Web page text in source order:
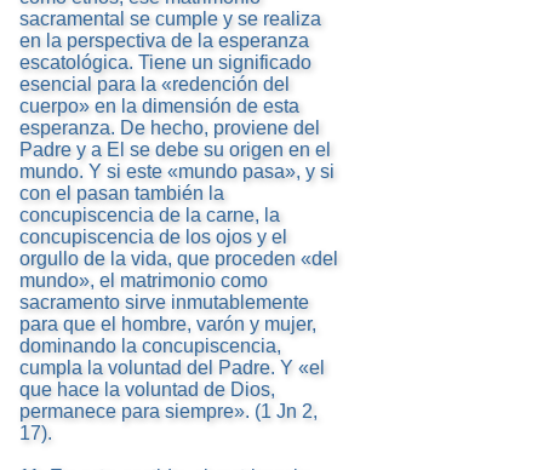
sacramental se cumple y se realiza
en la perspectiva de la esperanza
escatológica. Tiene un significado
esencial para la «redención del
cuerpo» en la dimensión de esta
esperanza. De hecho, proviene del
Padre y a El se debe su origen en el
mundo. Y si este «mundo pasa», y si
con el pasan también la
concupiscencia de la carne, la
concupiscencia de los ojos y el
orgullo de la vida, que proceden «del
mundo», el matrimonio como
sacramento sirve inmutablemente
para que el hombre, varón y mujer,
dominando la concupiscencia,
cumpla la voluntad del Padre. Y «el
que hace la voluntad de Dios,
permanece para siempre». (1 Jn 2,
17).